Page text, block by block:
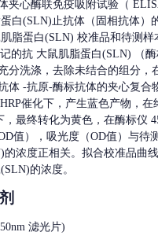
夹心酶联免疫吸附试验（
白(SLN) 止抗体（固相抗体）
脂蛋白(SLN) 校准品和待测样
的抗 大鼠肌脂蛋白(SLN)
（
分洗涤，去除未结合的组分，
体 -抗原-酶标抗体的夹心复合
催化下，产生蓝色产物，在
，最终转化为黄色，在酶标仪
值），吸光度（OD值）与待
的浓度正相关。拟合校准品曲
的浓度。
滤光片)